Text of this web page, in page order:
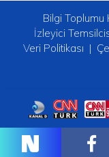
Bilgi Toplumu
İzleyici
Veri Politikası